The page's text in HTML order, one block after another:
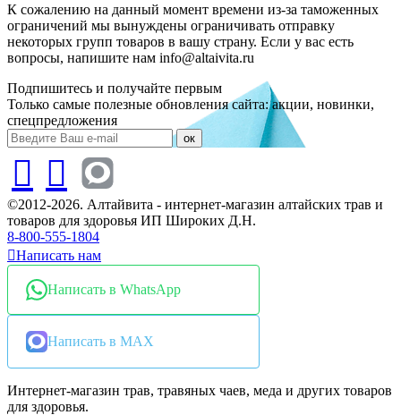
К сожалению на данный момент времени из-за таможенных
ограничений мы вынуждены ограничивать отправку
некоторых групп товаров в вашу страну. Если у вас есть
вопросы, напишите нам info@altaivita.ru
Подпишитесь и получайте первым
Только самые полезные обновления сайта: акции, новинки,
спецпредложения
ок
©2012-2026. Алтайвита - интернет-магазин алтайских трав и
товаров для здоровья ИП Широких Д.Н.
8-800-555-1804
Написать нам
Написать в WhatsApp
Написать в MAX
Интернет-магазин трав, травяных чаев, меда и других товаров
для здоровья.